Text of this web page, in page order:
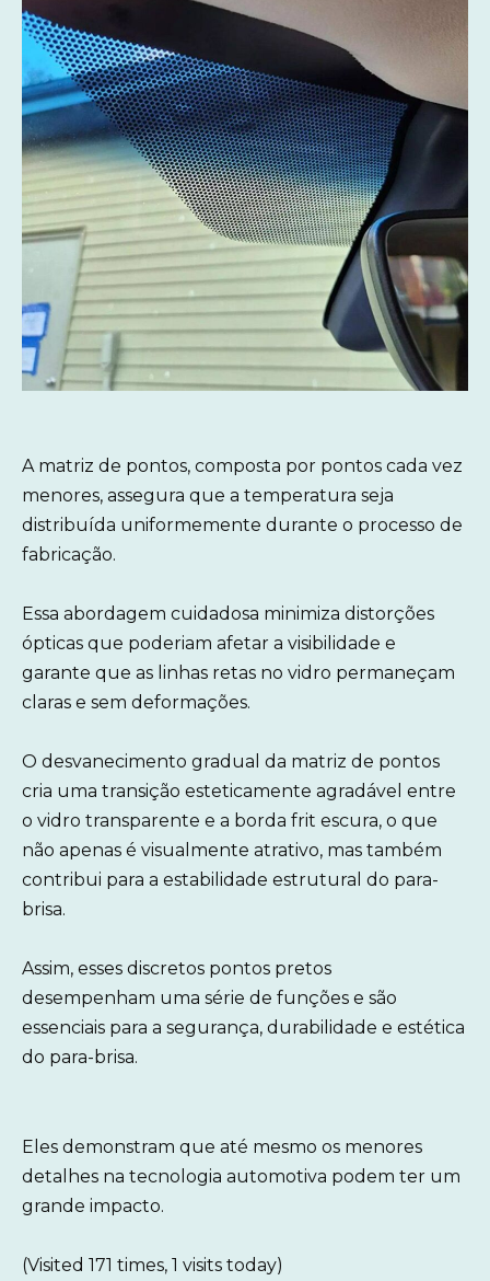
A matriz de pontos, composta por pontos cada vez
menores, assegura que a temperatura seja
distribuída uniformemente durante o processo de
fabricação.
Essa abordagem cuidadosa minimiza distorções
ópticas que poderiam afetar a visibilidade e
garante que as linhas retas no vidro permaneçam
claras e sem deformações.
O desvanecimento gradual da matriz de pontos
cria uma transição esteticamente agradável entre
o vidro transparente e a borda frit escura, o que
não apenas é visualmente atrativo, mas também
contribui para a estabilidade estrutural do para-
brisa.
Assim, esses discretos pontos pretos
desempenham uma série de funções e são
essenciais para a segurança, durabilidade e estética
do para-brisa.
Eles demonstram que até mesmo os menores
detalhes na tecnologia automotiva podem ter um
grande impacto.
(Visited 171 times, 1 visits today)